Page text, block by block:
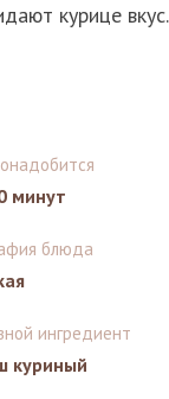
курице вкус.
минут
блюда
ингредиент
куриный